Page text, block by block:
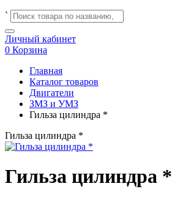
`
Личный кабинет
0 Корзина
Главная
Каталог товаров
Двигатели
ЗМЗ и УМЗ
Гильза цилиндра *
Гильза цилиндра *
Гильза цилиндра *